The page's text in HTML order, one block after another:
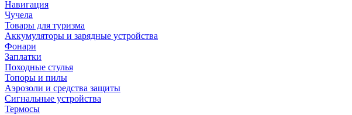
Навигация
Чучела
Товары для туризма
Аккумуляторы и зарядные устройства
Фонари
Заплатки
Походные стулья
Топоры и пилы
Аэрозоли и средства защиты
Сигнальные устройства
Термосы